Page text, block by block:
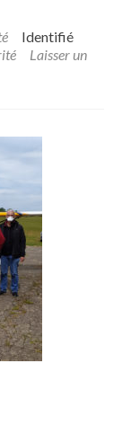
Identifié
Laisser un